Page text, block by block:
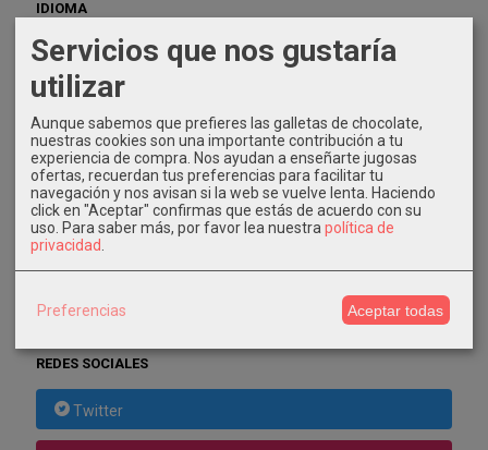
IDIOMA
COSTES DE ENVÍO
GRATIS *
Consultar Destinos
El carrito de la compra está vacío
REDES SOCIALES
Twitter
Servicios que nos gustaría
utilizar
Aunque sabemos que prefieres las galletas de chocolate,
nuestras cookies son una importante contribución a tu
experiencia de compra. Nos ayudan a enseñarte jugosas
ofertas, recuerdan tus preferencias para facilitar tu
navegación y nos avisan si la web se vuelve lenta. Haciendo
click en "Aceptar" confirmas que estás de acuerdo con su
uso. Para saber más, por favor lea nuestra política de
privacidad
Preferencias Aceptar todas